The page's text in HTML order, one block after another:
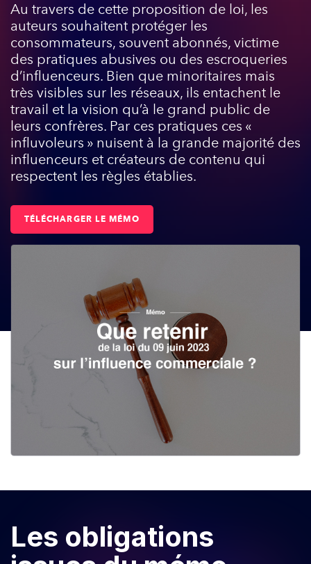
Au travers de cette proposition de loi, les
auteurs souhaitent protéger les
consommateurs, souvent abonnés, victime
des pratiques abusives ou des escroqueries
d’influenceurs. Bien que minoritaires mais
très visibles sur les réseaux, ils entachent le
travail et la vision qu’à le grand public de
leurs confrères. Par ces pratiques ces «
influvoleurs » nuisent à la grande majorité des
influenceurs et créateurs de contenu qui
respectent les règles établies.
TÉLÉCHARGER LE MÉMO
Les obligations